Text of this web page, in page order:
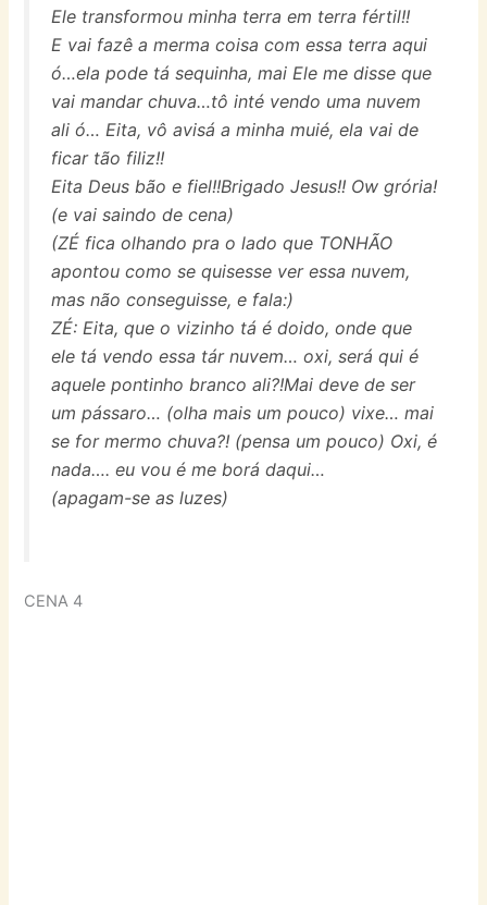
Ele transformou minha terra em terra fértil!!
E vai fazê a merma coisa com essa terra aqui
ó…ela pode tá sequinha, mai Ele me disse que
vai mandar chuva…tô inté vendo uma nuvem
ali ó… Eita, vô avisá a minha muié, ela vai de
ficar tão filiz!!
Eita Deus bão e fiel!!Brigado Jesus!! Ow grória!
(e vai saindo de cena)
(ZÉ fica olhando pra o lado que TONHÃO
apontou como se quisesse ver essa nuvem,
mas não conseguisse, e fala:)
ZÉ: Eita, que o vizinho tá é doido, onde que
ele tá vendo essa tár nuvem… oxi, será qui é
aquele pontinho branco ali?!Mai deve de ser
um pássaro… (olha mais um pouco) vixe… mai
se for mermo chuva?! (pensa um pouco) Oxi, é
nada…. eu vou é me borá daqui…
(apagam-se as luzes)
CENA 4